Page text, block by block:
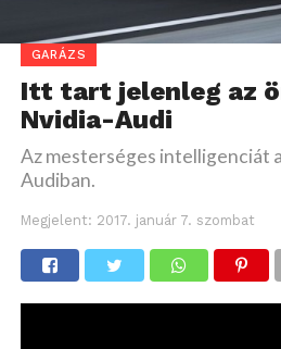
GARÁZS
Itt tart jelenleg az
Nvidia-Audi
Az mesterséges intelligenciát
Audiban.
Megjelent: 2017. január 7. szombat